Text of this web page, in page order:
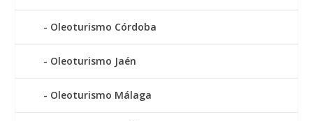
Oleoturismo Córdoba
Oleoturismo Jaén
Oleoturismo Málaga